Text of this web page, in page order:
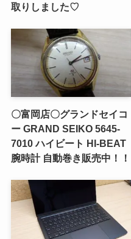
取りしました♡
〇富岡店〇グランドセイコ
ー GRAND SEIKO 5645-
7010 ハイビート HI-BEAT
腕時計 自動巻き販売中！！